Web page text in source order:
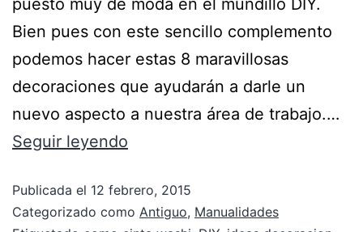
puesto muy de moda en el mundillo DIY.
Bien pues con este sencillo complemento
podemos hacer estas 8 maravillosas
decoraciones que ayudarán a darle un
nuevo aspecto a nuestra área de trabajo.…
Seguir leyendo
Publicada el 12 febrero, 2015
Categorizado como Antiguo, Manualidades